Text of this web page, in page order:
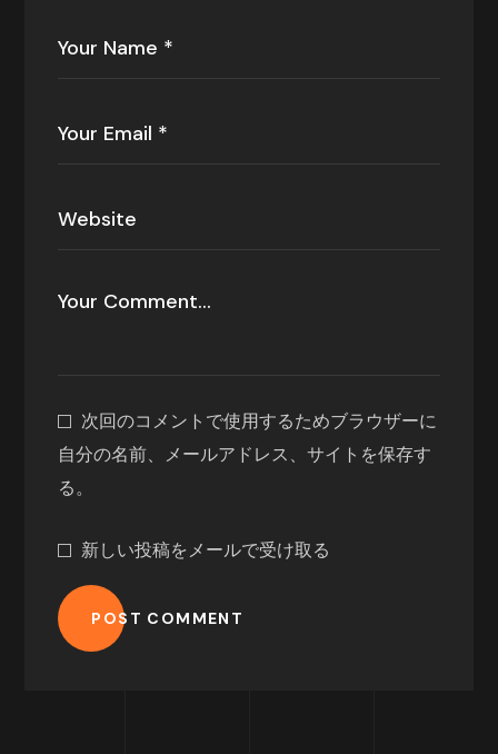
次回のコメントで使用するためブラウザーに
自分の名前、メールアドレス、サイトを保存す
る。
新しい投稿をメールで受け取る
POST COMMENT